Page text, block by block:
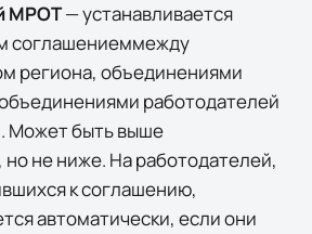
МРОТ— устанавливается
соглашениеммежду
региона, объединениями
работодателей
Может быть выше
не ниже. На работодателей,
к соглашению,
автоматически, если они